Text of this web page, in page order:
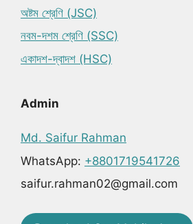
অষ্টম শ্রেণি (JSC)
নবম-দশম শ্রেণি (SSC)
একাদশ-দ্বাদশ (HSC)
Admin
Md. Saifur Rahman
WhatsApp: +8801719541726
saifur.rahman02@gmail.com